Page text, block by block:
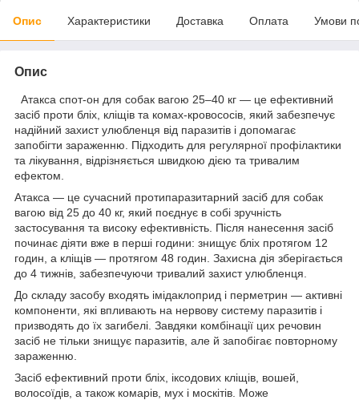
Опис Характеристики Доставка Оплата Умови
Опис
Атакса спот-он для собак вагою 25–40 кг — це ефективний
засіб проти бліх, кліщів та комах-кровососів, який забезпечує
надійний захист улюбленця від паразитів і допомагає
запобігти зараженню. Підходить для регулярної профілактики
та лікування, відрізняється швидкою дією та тривалим
ефектом.
Атакса — це сучасний протипаразитарний засіб для собак
вагою від 25 до 40 кг, який поєднує в собі зручність
застосування та високу ефективність. Після нанесення засіб
починає діяти вже в перші години: знищує бліх протягом 12
годин, а кліщів — протягом 48 годин. Захисна дія зберігається
до 4 тижнів, забезпечуючи тривалий захист улюбленця.
До складу засобу входять імідаклоприд і перметрин — активні
компоненти, які впливають на нервову систему паразитів і
призводять до їх загибелі. Завдяки комбінації цих речовин
засіб не тільки знищує паразитів, але й запобігає повторному
зараженню.
Засіб ефективний проти бліх, іксодових кліщів, вошей,
волосоїдів, а також комарів, мух і москітів. Може